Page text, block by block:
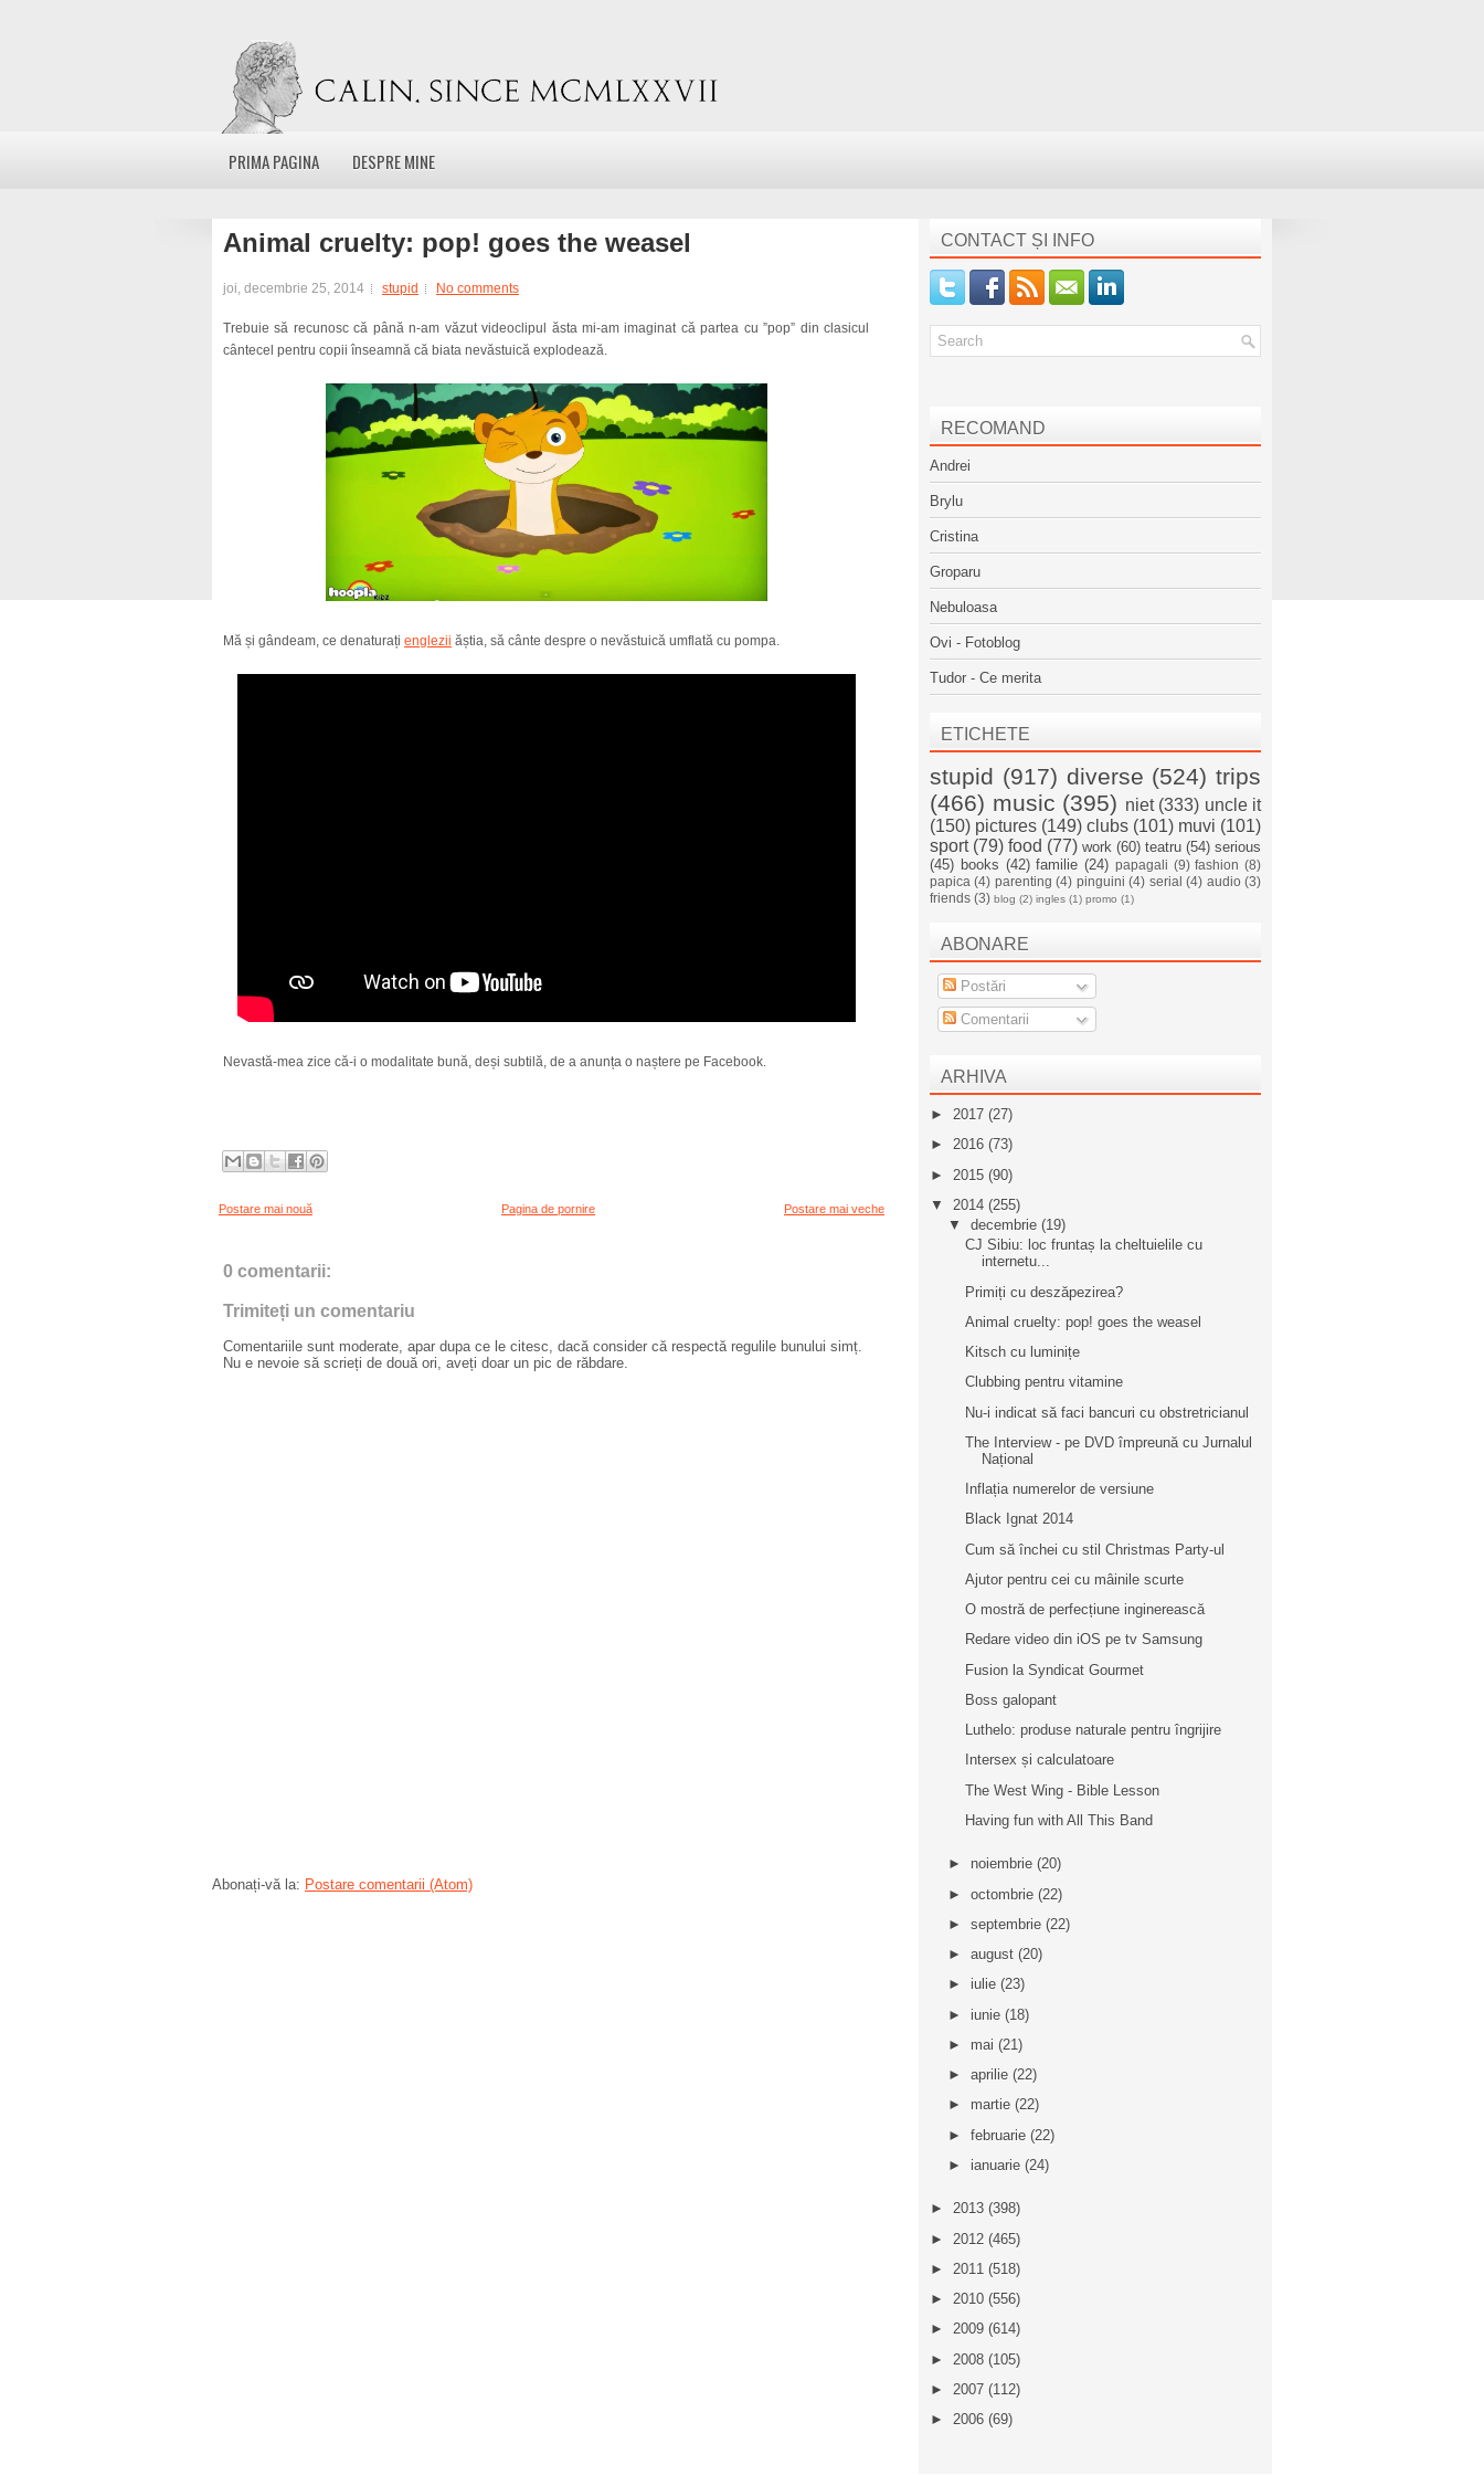
PRIMA PAGINA DESPRE MINE
Animal cruelty: pop! goes the weasel
joi, decembrie 25, 2014 stupid No comments
Trebuie să recunosc că până n-am văzut videoclipul ăsta mi-am imaginat că partea cu ”pop” din clasicul
cântecel pentru copii înseamnă că biata nevăstuică explodează.
Mă și gândeam, ce denaturați englezii ăștia, să cânte despre o nevăstuică umflată cu pompa.
Nevastă-mea zice că-i o modalitate bună, deși subtilă, de a anunța o naștere pe Facebook.
Postare mai nouă Postare mai veche
Pagina de pornire
0 comentarii:
Trimiteți un comentariu
Comentariile sunt moderate, apar dupa ce le citesc, dacă consider că respectă regulile bunului simț.
Nu e nevoie să scrieți de două ori, aveți doar un pic de răbdare.
Abonați-vă la: Postare comentarii (Atom)
CONTACT ȘI INFO
RECOMAND
Andrei
Brylu
Cristina
Groparu
Nebuloasa
Ovi - Fotoblog
Tudor - Ce merita
ETICHETE
stupid (917) diverse (524) trips
(466) music (395) niet (333) uncle it
(150) pictures (149) clubs (101) muvi (101)
sport (79) food (77) work (60) teatru (54) serious
(45) books (42) familie (24) papagali (9) fashion (8)
papica (4) parenting (4) pinguini (4) serial (4) audio (3)
friends (3) blog (2) ingles (1) promo (1)
ABONARE
Postări
Comentarii
ARHIVA
► 2017 (27)
► 2016 (73)
► 2015 (90)
▼ 2014 (255)
▼ decembrie (19)
CJ Sibiu: loc fruntaș la cheltuielile cu
internetu...
Primiți cu deszăpezirea?
Animal cruelty: pop! goes the weasel
Kitsch cu luminițe
Clubbing pentru vitamine
Nu-i indicat să faci bancuri cu obstretricianul
The Interview - pe DVD împreună cu Jurnalul
Național
Inflația numerelor de versiune
Black Ignat 2014
Cum să închei cu stil Christmas Party-ul
Ajutor pentru cei cu mâinile scurte
O mostră de perfecțiune inginerească
Redare video din iOS pe tv Samsung
Fusion la Syndicat Gourmet
Boss galopant
Luthelo: produse naturale pentru îngrijire
Intersex și calculatoare
The West Wing - Bible Lesson
Having fun with All This Band
► noiembrie (20)
► octombrie (22)
► septembrie (22)
► august (20)
► iulie (23)
► iunie (18)
► mai (21)
► aprilie (22)
► martie (22)
► februarie (22)
► ianuarie (24)
► 2013 (398)
► 2012 (465)
► 2011 (518)
► 2010 (556)
► 2009 (614)
► 2008 (105)
► 2007 (112)
► 2006 (69)